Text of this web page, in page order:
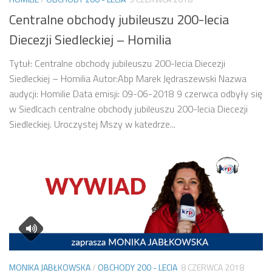
Centralne obchody jubileuszu 200-lecia
Diecezji Siedleckiej – Homilia
Tytuł: Centralne obchody jubileuszu 200-lecia Diecezji
Siedleckiej – Homilia Autor:Abp Marek Jędraszewski Nazwa
audycji: Homilie Data emisji: 09-06-2018 9 czerwca odbyły się
w Siedlcach centralne obchody jubileuszu 200-lecia Diecezji
Siedleckiej. Uroczystej Mszy w katedrze...
MONIKA JABŁKOWSKA/ OBCHODY 200 - LECIA 8 CZERWCA 2018